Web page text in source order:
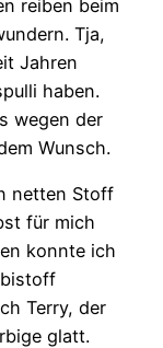
reiben beim
Tja,
Jahren
haben.
wegen der
Wunsch.
netten Stoff
für mich
konnte ich
Terry, der
glatt.